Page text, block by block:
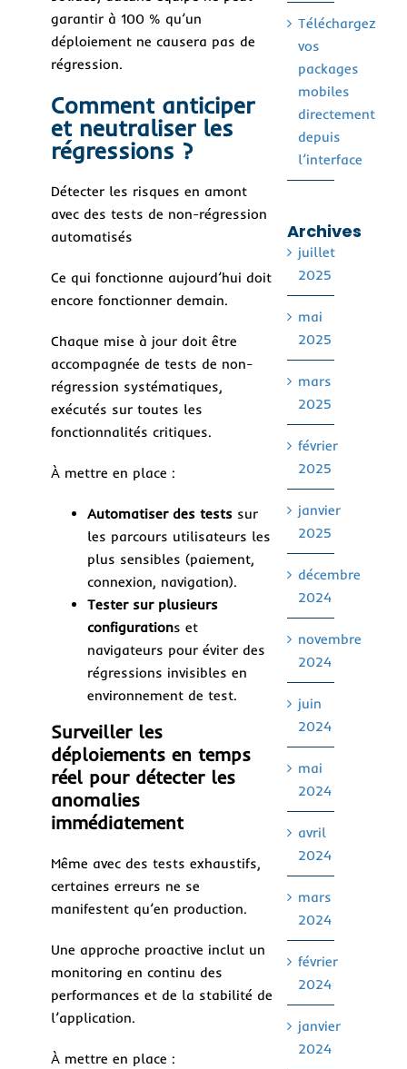
garantir à 100 % qu’un
déploiement ne causera pas de
régression.
Comment anticiper
et neutraliser les
régressions ?
Détecter les risques en amont
avec des tests de non-régression
automatisés
Ce qui fonctionne aujourd’hui doit
encore fonctionner demain.
Chaque mise à jour doit être
accompagnée de tests de non-
régression systématiques,
exécutés sur toutes les
fonctionnalités critiques.
À mettre en place :
Automatiser des testssur
les parcours utilisateurs les
plus sensibles (paiement,
connexion, navigation).
Tester sur plusieurs
configurations et
navigateurs pour éviter des
régressions invisibles en
environnement de test.
Surveiller les
déploiements en temps
réel pour détecter les
anomalies
immédiatement
Même avec des tests exhaustifs,
certaines erreurs ne se
manifestent qu’en production.
Une approche proactive inclut un
monitoring en continu des
performances et de la stabilité de
l’application.
À mettre en place :
Téléchargez
vos
packages
mobiles
directement
depuis
l’interface
Archives
juillet
2025
mai
2025
mars
2025
février
2025
janvier
2025
décembre
2024
novembre
2024
juin
2024
mai
2024
avril
2024
mars
2024
février
2024
janvier
2024